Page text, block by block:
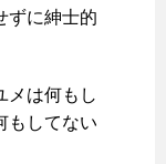
ずに紳士的
メは何もし
もしてない